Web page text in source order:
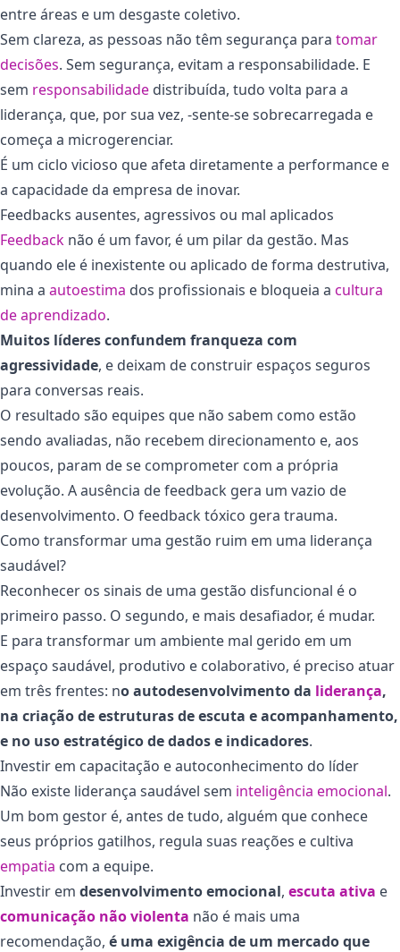
entre áreas e um desgaste coletivo.
Sem clareza, as pessoas não têm segurança para tomar
decisões. Sem segurança, evitam a responsabilidade. E
sem responsabilidade distribuída, tudo volta para a
liderança, que, por sua vez, -sente-se sobrecarregada e
começa a microgerenciar.
É um ciclo vicioso que afeta diretamente a performance e
a capacidade da empresa de inovar.
Feedbacks ausentes, agressivos ou mal aplicados
Feedback não é um favor, é um pilar da gestão. Mas
quando ele é inexistente ou aplicado de forma destrutiva,
mina a autoestima dos profissionais e bloqueia a cultura
de aprendizado.
Muitos líderes confundem franqueza com
agressividade, e deixam de construir espaços seguros
para conversas reais.
O resultado são equipes que não sabem como estão
sendo avaliadas, não recebem direcionamento e, aos
poucos, param de se comprometer com a própria
evolução. A ausência de feedback gera um vazio de
desenvolvimento. O feedback tóxico gera trauma.
Como transformar uma gestão ruim em uma liderança
saudável?
Reconhecer os sinais de uma gestão disfuncional é o
primeiro passo. O segundo, e mais desafiador, é mudar.
E para transformar um ambiente mal gerido em um
espaço saudável, produtivo e colaborativo, é preciso atuar
em três frentes: no autodesenvolvimento da liderança,
na criação de estruturas de escuta e acompanhamento,
e no uso estratégico de dados e indicadores.
Investir em capacitação e autoconhecimento do líder
Não existe liderança saudável sem inteligência emocional.
Um bom gestor é, antes de tudo, alguém que conhece
seus próprios gatilhos, regula suas reações e cultiva
empatia com a equipe.
Investir em desenvolvimento emocional, escuta ativa e
comunicação não violenta não é mais uma
recomendação, é uma exigência de um mercado que